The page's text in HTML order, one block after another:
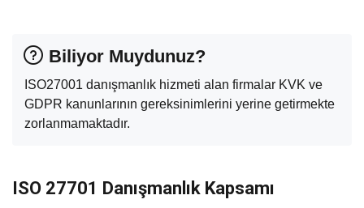
Biliyor Muydunuz?
ISO27001 danışmanlık hizmeti alan firmalar KVK ve
GDPR kanunlarının gereksinimlerini yerine getirmekte
zorlanmamaktadır.
ISO 27701 Danışmanlık Kapsamı